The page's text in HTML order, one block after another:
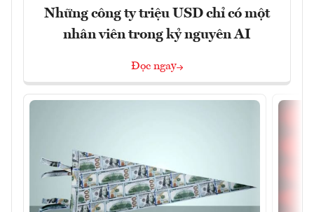
Những công ty triệu USD chỉ có một
nhân viên trong kỷ nguyên AI
Đọc ngay